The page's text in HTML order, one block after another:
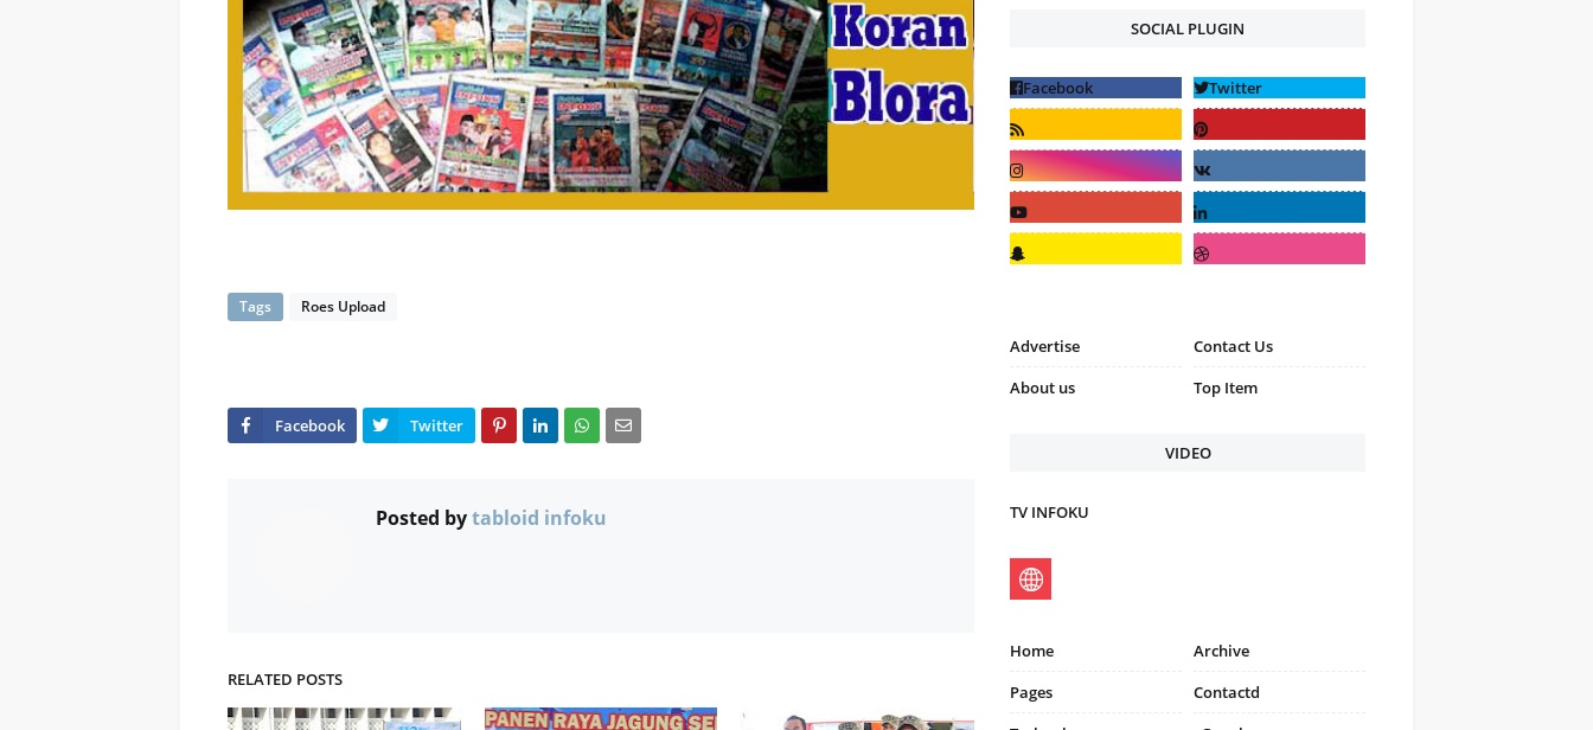
Tags Roes Upload
Posted bytabloid infoku
RELATED POSTS
SOCIAL PLUGIN
Advertise
Contact Us
About us
Top Item
VIDEO
TV INFOKU
Home
Archive
Pages
Contactd